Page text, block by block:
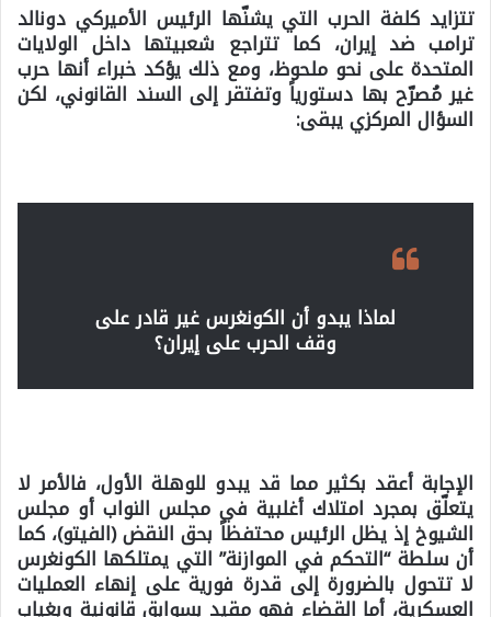
تتزايد كلفة الحرب التي يشنّها الرئيس الأميركي دونالد
ترامب ضد إيران، كما تتراجع شعبيتها داخل الولايات
المتحدة على نحو ملحوظ، ومع ذلك يؤكد خبراء أنها حرب
غير مُصرّح بها دستورياً وتفتقر إلى السند القانوني، لكن
السؤال المركزي يبقى:
لماذا يبدو أن الكونغرس غير قادر على
وقف الحرب على إيران؟
الإجابة أعقد بكثير مما قد يبدو للوهلة الأول، فالأمر لا
يتعلّق بمجرد امتلاك أغلبية في مجلس النواب أو مجلس
الشيوخ إذ يظل الرئيس محتفظاً بحق النقض (الفيتو)، كما
أن سلطة “التحكم في الموازنة” التي يمتلكها الكونغرس
لا تتحول بالضرورة إلى قدرة فورية على إنهاء العمليات
العسكرية، أما القضاء فهو مقيد بسوابق قانونية وبغياب